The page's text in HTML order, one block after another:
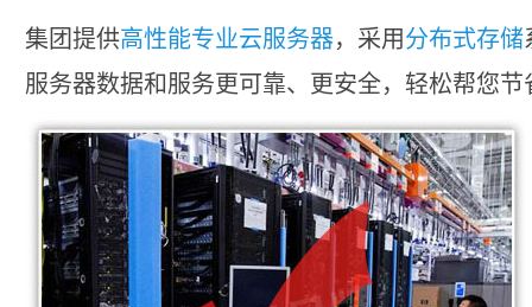
集团提供高性能专业云服务器，采用分布式存储
服务器数据和服务更可靠、更安全，轻松帮您节